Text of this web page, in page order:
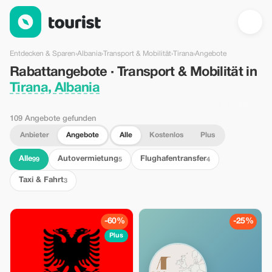
Rabattangebote · Transport & Mobilität in Tirana, Albania —
Entdecken & Sparen›Albania›Transport & Mobilität›Tirana›Angebote
Rabattangebote · Transport & Mobilität in
Tirana, Albania
109 Angebote gefunden
Anbieter Angebote Alle Kostenlos Plus
Alle99 Autovermietung5 Flughafentransfer4
Taxi & Fahrt3
-60%
Plus
-25%